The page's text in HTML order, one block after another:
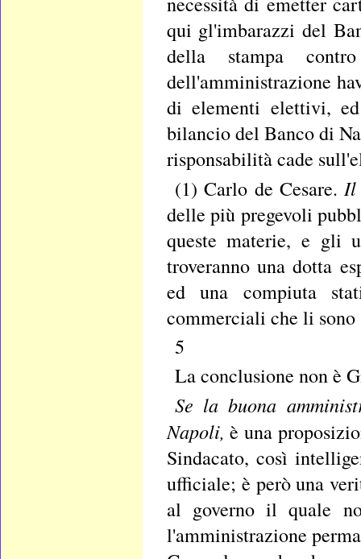
qui gl'imbarazzi del
della stampa
dell'amministrazione
di elementi elettivi,
bilancio del Banco di
risponsabilità cade
(1) Carlo de Cesare.Il
delle più pregevoli
queste materie, e gli
troveranno una dotta
ed una compiuta
commerciali che li sono
5
La conclusione non è
Se la buona
Napoli, è una
Sindacato, così
ufficiale; è però una
al governo il quale
l'amministrazione